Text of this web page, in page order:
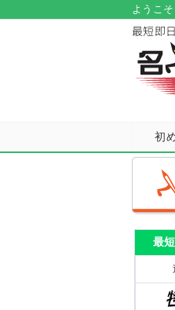
ようこ
最短即
初
お客
各メ
シ
国
用
最